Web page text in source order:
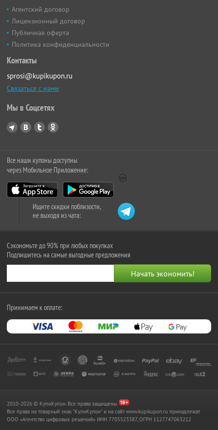
Агентский договор
Лицензионный договор
Публичная оферта
Политика конфиденциальности
Контакты
sprosi@kupikupon.ru
Связаться с нами
Мы в Соцсетях
Все наши купоны доступны
через Мобильное Приложение:
Ищите скидки поблизости,
не выходя из чата:
Сэкономьте до 90% при любых покупках
Подпишитесь на самые выгодные предложения
Принимаем к оплате:
2010-2026 © КупиКупон. Все права защищены.
Все права на товарный знак "КупиКупон" и на сайт www.kupikupon.ru принадлежат
OOO «Агентство цифровых решений» ИНН 7705523387, ОГРН 1127747063212